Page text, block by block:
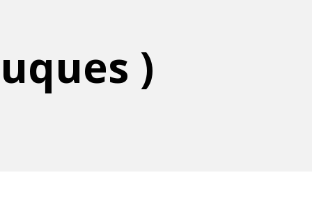
)